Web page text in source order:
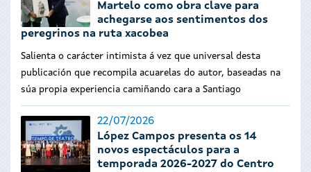
Martelo como obra clave para
achegarse aos sentimentos dos
peregrinos na ruta xacobea
Salienta o carácter intimista á vez que universal desta
publicación que recompila acuarelas do autor, baseadas na
súa propia experiencia camiñando cara a Santiago
22/07/2026
López Campos presenta os 14
novos espectáculos para a
temporada 2026-2027 do Centro